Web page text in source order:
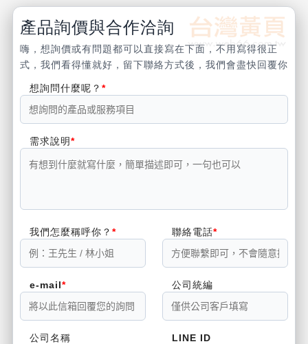
產品詢價與合作洽詢
嗨，想詢價或有問題都可以直接寫在下面，不用寫得很正
式，我們看得懂就好，留下聯絡方式後，我們會盡快回覆你
想詢問什麼呢？
需求說明
我們怎麼稱呼你？ 聯絡電話
e-mail 公司統編
公司名稱 LINE ID